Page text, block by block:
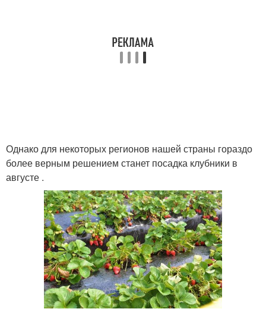
Однако для некоторых регионов нашей страны гораздо
более верным решением станет посадка клубники в
августе .